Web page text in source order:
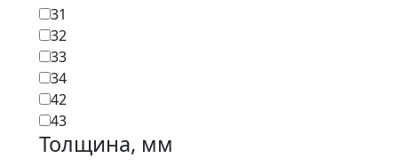
31
32
33
34
42
43
Толщина, мм